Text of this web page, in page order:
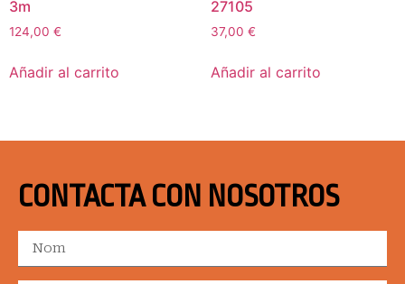
3m
124,00 €
Añadir al carrito
27105
37,00 €
Añadir al carrito
CONTACTA CON NOSOTROS